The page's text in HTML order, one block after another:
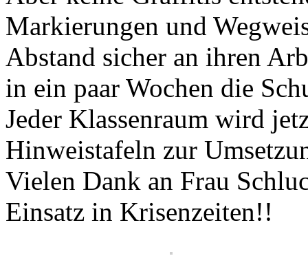
Markierungen und
Abstand sicher an ihren
in ein paar Wochen die
Jeder Klassenraum wird
Hinweistafeln zur
Vielen Dank an Frau
Einsatz in Krisenzeiten!!